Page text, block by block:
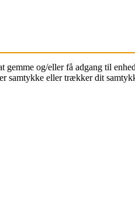
og/eller få adgang til
eller trækker dit